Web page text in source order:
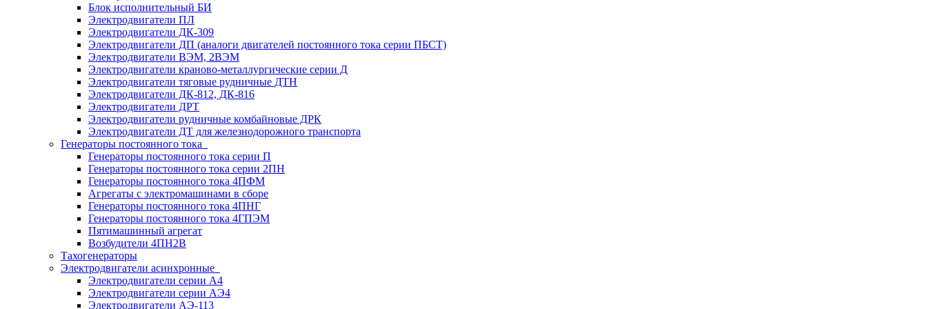
Блок исполнительный БИ
Электродвигатели ПЛ
Электродвигатели ДК-309
Электродвигатели ДП (аналоги двигателей постоянного тока серии ПБСТ)
Электродвигатели ВЭМ, 2ВЭМ
Электродвигатели краново-металлургические серии Д
Электродвигатели тяговые рудничные ДТН
Электродвигатели ДК-812, ДК-816
Электродвигатели ДРТ
Электродвигатели рудничные комбайновые ДРК
Электродвигатели ДТ для железнодорожного транспорта
Генераторы постоянного тока
Генераторы постоянного тока серии П
Генераторы постоянного тока серии 2ПН
Генераторы постоянного тока 4ПФМ
Агрегаты с электромашинами в сборе
Генераторы постоянного тока 4ПНГ
Генераторы постоянного тока 4ГПЭМ
Пятимашинный агрегат
Возбудители 4ПН2В
Тахогенераторы
Электродвигатели асинхронные
Электродвигатели серии А4
Электродвигатели серии АЭ4
Электродвигатели АЭ-113